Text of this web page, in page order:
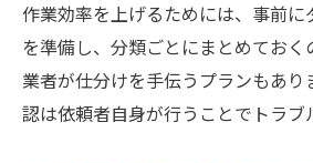
作業効率を上げるためには、事前
を準備し、分類ごとにまとめておく
業者が仕分けを手伝うプランもあ
認は依頼者自身が行うことでトラブ